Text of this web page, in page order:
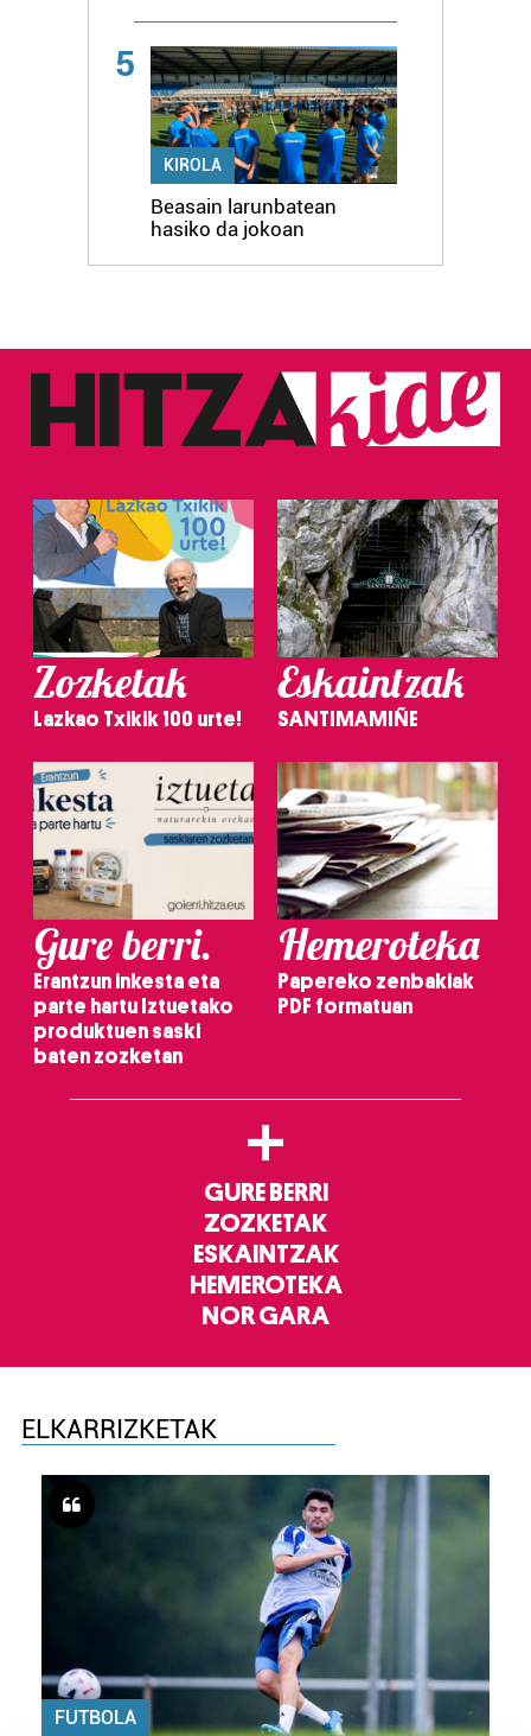
5
KIROLA
Beasain larunbatean
hasiko da jokoan
Zozketak
Lazkao Txikik 100 urte!
Eskaintzak
SANTIMAMIÑE
Gure berri.
Erantzun inkesta eta
parte hartu Iztuetako
produktuen saski
baten zozketan
Hemeroteka
Papereko zenbakiak
PDF formatuan
+
GURE BERRI
ZOZKETAK
ESKAINTZAK
HEMEROTEKA
NOR GARA
ELKARRIZKETAK
FUTBOLA